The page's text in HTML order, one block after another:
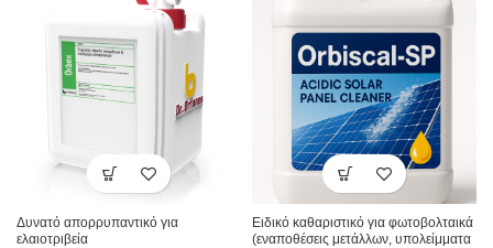
Δυνατό απορρυπαντικό για
ελαιοτριβεία
Ειδικό καθαριστικό για φωτοβολταικά
(εναποθέσεις μετάλλων, υπολείμματα